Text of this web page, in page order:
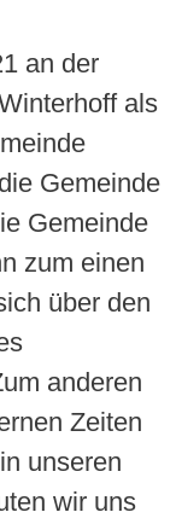
an der
als
Gemeinde
Gemeinde
zum einen
über den
anderen
Zeiten
unseren
wir uns